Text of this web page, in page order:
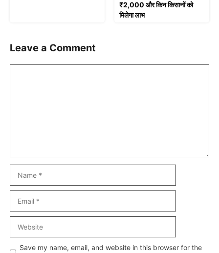
₹2,000 और किन किसानों को
मिलेगा लाभ
Leave a Comment
Save my name, email, and website in this browser for the